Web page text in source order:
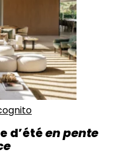
d’étéen pente